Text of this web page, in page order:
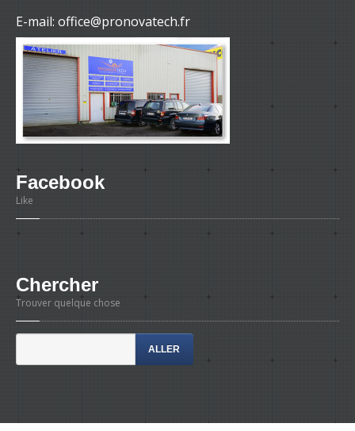
E-mail: office@pronovatech.fr
Facebook
Like
Chercher
Trouver quelque chose
ALLER